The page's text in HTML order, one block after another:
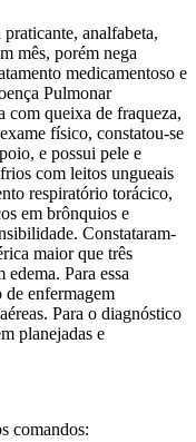
analfabeta,
mês, porém nega
medicamentoso e
Pulmonar
queixa de fraqueza,
físico, constatou-se
e possui pele e
com leitos ungueais
respiratório torácico,
em brônquios e
Constataram-
maior que três
Para essa
enfermagem
Para o diagnóstico
planejadas e
comandos: